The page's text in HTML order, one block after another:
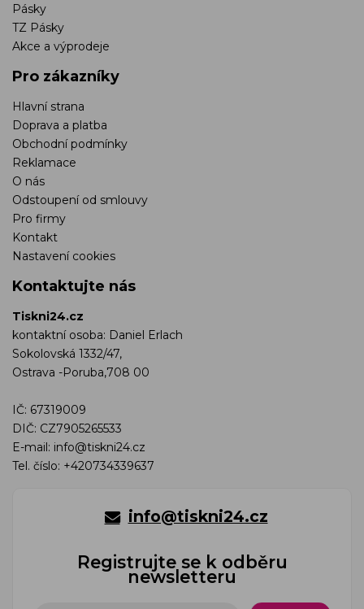
Pásky
TZ Pásky
Akce a výprodeje
Pro zákazníky
Hlavní strana
Doprava a platba
Obchodní podmínky
Reklamace
O nás
Odstoupení od smlouvy
Pro firmy
Kontakt
Nastavení cookies
Kontaktujte nás
Tiskni24.cz
kontaktní osoba: Daniel Erlach
Sokolovská 1332/47,
Ostrava -Poruba,708 00
IČ: 67319009
DIČ: CZ7905265533
E-mail: info@tiskni24.cz
Tel. číslo: +420734339637
info@tiskni24.cz
Registrujte se k odběru
newsletteru